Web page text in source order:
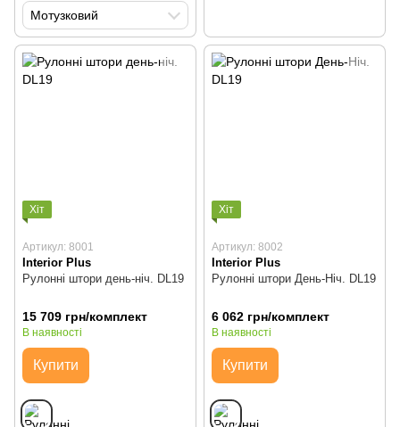
Мотузковий
Хіт
Артикул: 8001
Interior Plus
Рулонні штори день-ніч. DL19
15 709 грн/комплект
В наявності
Купити
Хіт
Артикул: 8002
Interior Plus
Рулонні штори День-Ніч. DL19
6 062 грн/комплект
В наявності
Купити